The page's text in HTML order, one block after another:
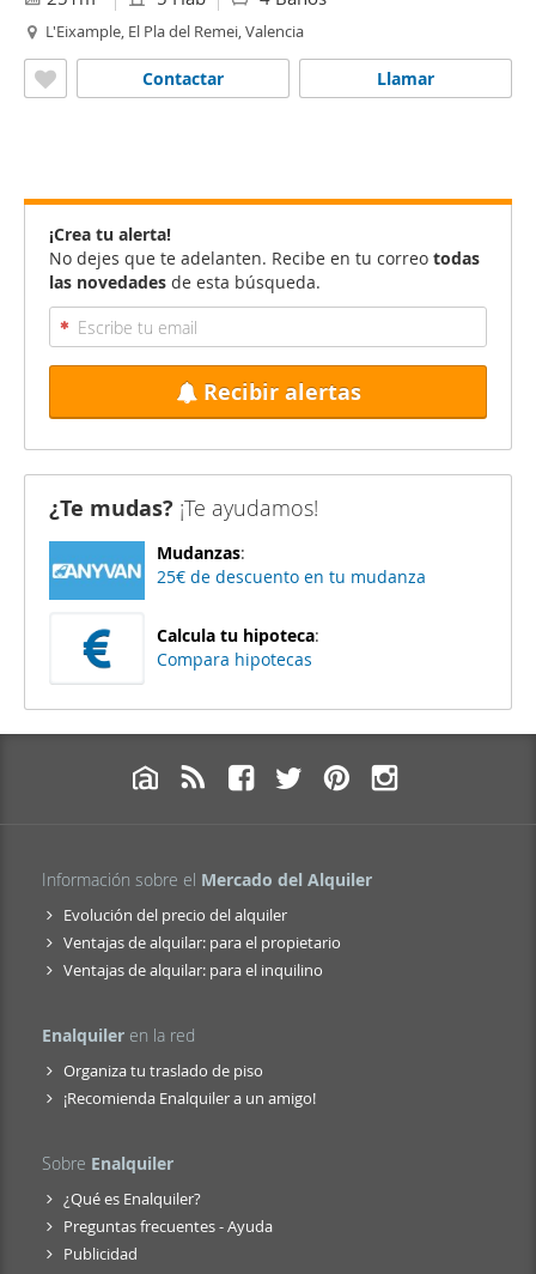
L'Eixample, El Pla del Remei, Valencia
Llamar
Contactar
¡Crea tu alerta!
No dejes que te adelanten. Recibe en tu correo todas
las novedades de esta búsqueda.
Recibir alertas
¿Te mudas? ¡Te ayudamos!
Mudanzas:
25€ de descuento en tu mudanza
Calcula tu hipoteca:
Compara hipotecas
Información sobre el Mercado del Alquiler
Evolución del precio del alquiler
Ventajas de alquilar: para el propietario
Ventajas de alquilar: para el inquilino
Enalquiler en la red
Organiza tu traslado de piso
¡Recomienda Enalquiler a un amigo!
Sobre Enalquiler
¿Qué es Enalquiler?
Preguntas frecuentes - Ayuda
Publicidad